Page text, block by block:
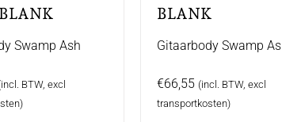
Swamp Ash
BTW, excl
BLANK
Gitaarbody Swamp
€66,55 (incl. BTW, excl
transportkosten)